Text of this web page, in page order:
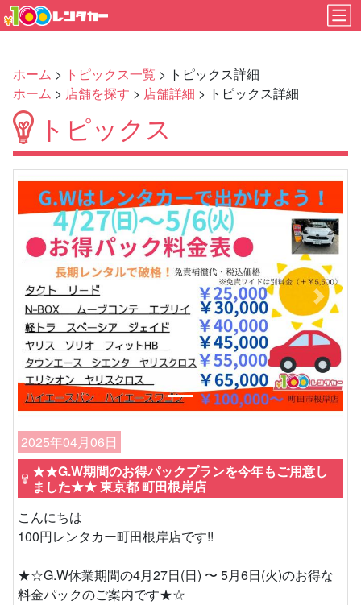
ホーム > トピックス一覧 > トピックス詳細
ホーム > 店舗を探す > 店舗詳細 > トピックス詳細
トピックス
Previous Next
2025年04月06日
★★G.W期間のお得パックプランを今年もご用意し
ました★★ 東京都 町田根岸店
こんにちは
100円レンタカー町田根岸店です!!
★☆G.W休業期間の4月27日(日) 〜 5月6日(火)のお得な
料金パックのご案内です★☆